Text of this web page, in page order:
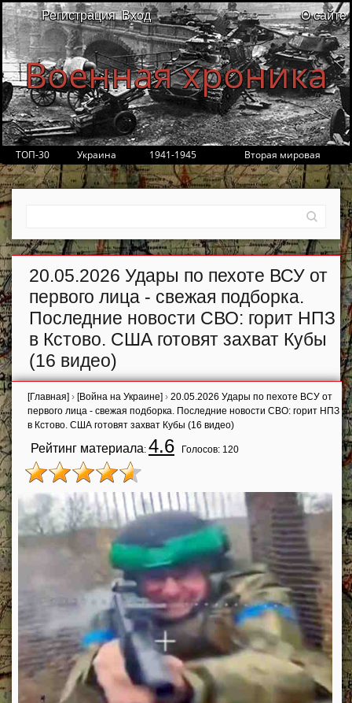
Регистрация Вход О сайте
Военная хроника
ТОП-30 Украина 1941-1945 Вторая мировая
20.05.2026 Удары по пехоте ВСУ от
первого лица - свежая подборка.
Последние новости СВО: горит НПЗ
в Кстово. США готовят захват Кубы
(16 видео)
[Главная] › [Война на Украине] › 20.05.2026 Удары по пехоте ВСУ от
первого лица - свежая подборка. Последние новости СВО: горит НПЗ
в Кстово. США готовят захват Кубы (16 видео)
Рейтинг материала: 4.6 Голосов: 120